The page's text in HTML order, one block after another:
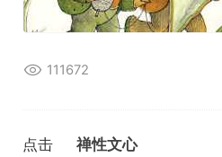
111672
点击
禅性文心